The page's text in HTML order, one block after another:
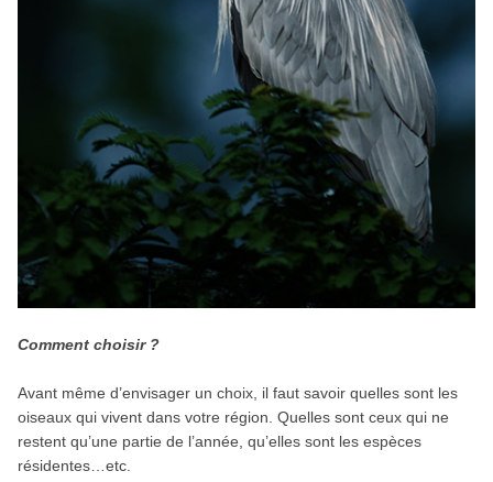
Comment choisir ?
Avant même d’envisager un choix, il faut savoir quelles sont les
oiseaux qui vivent dans votre région. Quelles sont ceux qui ne
restent qu’une partie de l’année, qu’elles sont les espèces
résidentes…etc.